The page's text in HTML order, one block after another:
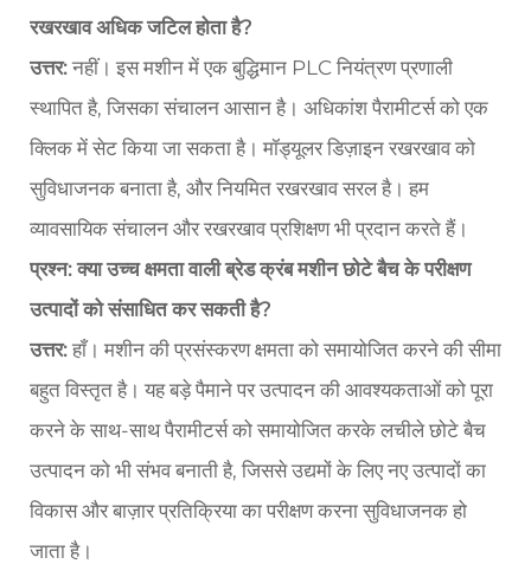
रखरखाव अधिक जटिल होता है?
उत्तर: नहीं। इस मशीन में एक बुद्धिमान PLC नियंत्रण प्रणाली
स्थापित है, जिसका संचालन आसान है। अधिकांश पैरामीटर्स को एक
क्लिक में सेट किया जा सकता है। मॉड्यूलर डिज़ाइन रखरखाव को
सुविधाजनक बनाता है, और नियमित रखरखाव सरल है। हम
व्यावसायिक संचालन और रखरखाव प्रशिक्षण भी प्रदान करते हैं।
प्रश्न: क्या उच्च क्षमता वाली ब्रेड क्रंब मशीन छोटे बैच के परीक्षण
उत्पादों को संसाधित कर सकती है?
उत्तर: हाँ। मशीन की प्रसंस्करण क्षमता को समायोजित करने की सीमा
बहुत विस्तृत है। यह बड़े पैमाने पर उत्पादन की आवश्यकताओं को पूरा
करने के साथ-साथ पैरामीटर्स को समायोजित करके लचीले छोटे बैच
उत्पादन को भी संभव बनाती है, जिससे उद्यमों के लिए नए उत्पादों का
विकास और बाज़ार प्रतिक्रिया का परीक्षण करना सुविधाजनक हो
जाता है।